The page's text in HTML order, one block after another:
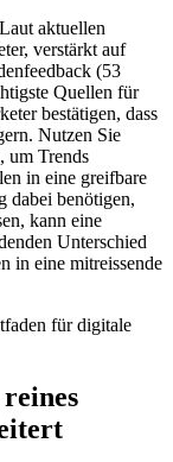
aktuellen
verstärkt auf
(53
Quellen für
bestätigen, dass
Nutzen Sie
um Trends
in eine greifbare
dabei benötigen,
kann eine
Unterschied
in eine mitreissende